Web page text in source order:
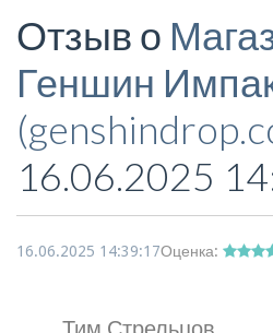
Красота Здоровье Остальное
Отзыв о
Геншин
16.06.2025
16.06.2025 14:39:17Оценка: